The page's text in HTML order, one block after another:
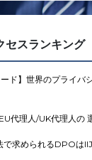
セスランキング
ド】世界のプライバ
代理人/UK代理人の
求められるDPOは